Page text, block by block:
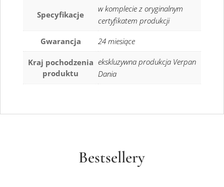
Specyfikacje
w komplecie z oryginalnym
certyfikatem produkcji
Gwarancja 24 miesiące
Kraj pochodzenia
produktu
ekskluzywna produkcja Verpan
Dania
Bestsellery